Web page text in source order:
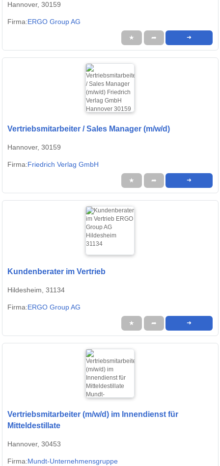
Hannover, 30159
Firma:ERGO Group AG
★ ➦ ➜
Vertriebsmitarbeiter / Sales Manager (m/w/d)
Hannover, 30159
Firma:Friedrich Verlag GmbH
★ ➦ ➜
Kundenberater im Vertrieb
Hildesheim, 31134
Firma:ERGO Group AG
★ ➦ ➜
Vertriebsmitarbeiter (m/w/d) im Innendienst für
Mitteldestillate
Hannover, 30453
Firma:Mundt-Unternehmensgruppe